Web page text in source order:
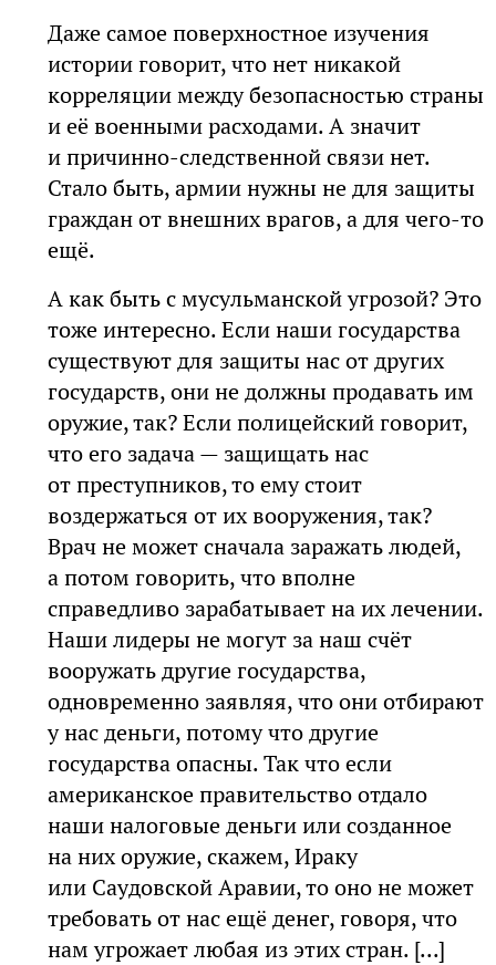
Даже самое поверхностное изучения
истории говорит, что нет никакой
корреляции между безопасностью страны
и её военными расходами. А значит
и причинно-следственной связи нет.
Стало быть, армии нужны не для защиты
граждан от внешних врагов, а для чего-то
ещё.
А как быть с мусульманской угрозой? Это
тоже интересно. Если наши государства
существуют для защиты нас от других
государств, они не должны продавать им
оружие, так? Если полицейский говорит,
что его задача — защищать нас
от преступников, то ему стоит
воздержаться от их вооружения, так?
Врач не может сначала заражать людей,
а потом говорить, что вполне
справедливо зарабатывает на их лечении.
Наши лидеры не могут за наш счёт
вооружать другие государства,
одновременно заявляя, что они отбирают
у нас деньги, потому что другие
государства опасны. Так что если
американское правительство отдало
наши налоговые деньги или созданное
на них оружие, скажем, Ираку
или Саудовской Аравии, то оно не может
требовать от нас ещё денег, говоря, что
нам угрожает любая из этих стран. [...]